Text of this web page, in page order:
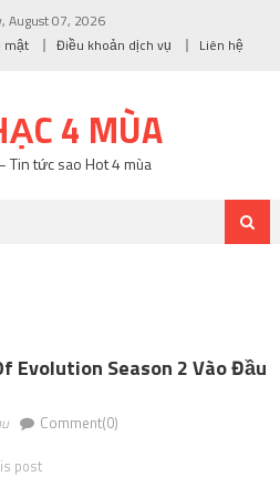
August 07, 2026
mật Điều khoản dịch vụ Liên hệ
4 MÙA
Tin tức sao Hot 4 mùa
Evolution Season 2 Vào Đầu
Comment(0)
post